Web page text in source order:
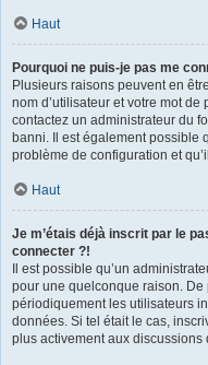
Haut
Pourquoi ne puis-je pas me
Plusieurs raisons peuvent en
nom d’utilisateur et votre mot
contactez un administrateur du
banni. Il est également possible
problème de configuration et
Haut
Je m’étais déjà inscrit par le
connecter ?!
Il est possible qu’un
pour une quelconque raison.
périodiquement les utilisateurs
données. Si tel était le cas,
plus activement aux discussions